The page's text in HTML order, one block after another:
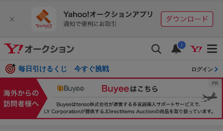
i
毎日引けるくじ 今すぐ挑戦 ログイン